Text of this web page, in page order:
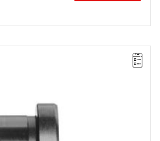
24 XE, KH 24 XE, KH 26 XE, KH 28